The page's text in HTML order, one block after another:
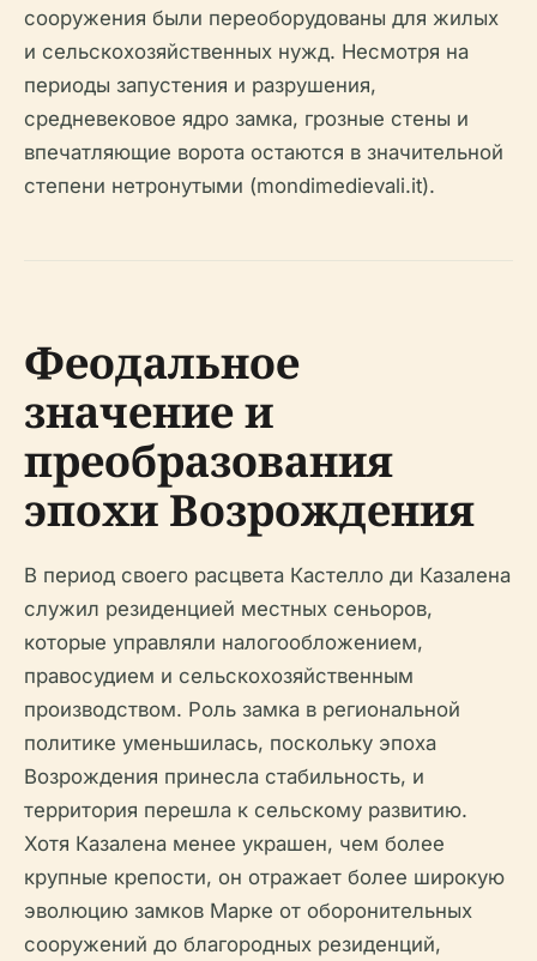
сооружения были переоборудованы для жилых
и сельскохозяйственных нужд. Несмотря на
периоды запустения и разрушения,
средневековое ядро замка, грозные стены и
впечатляющие ворота остаются в значительной
степени нетронутыми (mondimedievali.it).
Феодальное
значение и
преобразования
эпохи Возрождения
В период своего расцвета Кастелло ди Казалена
служил резиденцией местных сеньоров,
которые управляли налогообложением,
правосудием и сельскохозяйственным
производством. Роль замка в региональной
политике уменьшилась, поскольку эпоха
Возрождения принесла стабильность, и
территория перешла к сельскому развитию.
Хотя Казалена менее украшен, чем более
крупные крепости, он отражает более широкую
эволюцию замков Марке от оборонительных
сооружений до благородных резиденций,